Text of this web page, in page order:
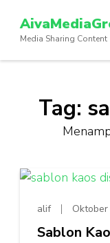
konten
(Tekan
Media Sharing Content
Tag:
alif
Sablon